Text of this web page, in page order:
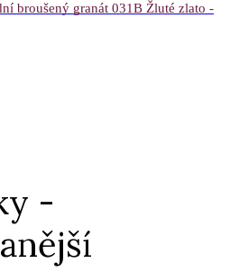
broušený granát 031B Žluté zlato -
-